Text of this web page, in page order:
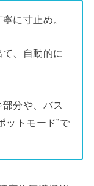
に寸止め。
て、自動的に
分や、バス
ットモード”で